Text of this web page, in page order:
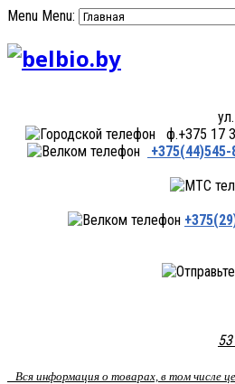
Menu Menu:
ф.+375 17
Вся информация о товарах, в том числе